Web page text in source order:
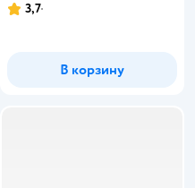
Рейтинг:
3,7
В корзину